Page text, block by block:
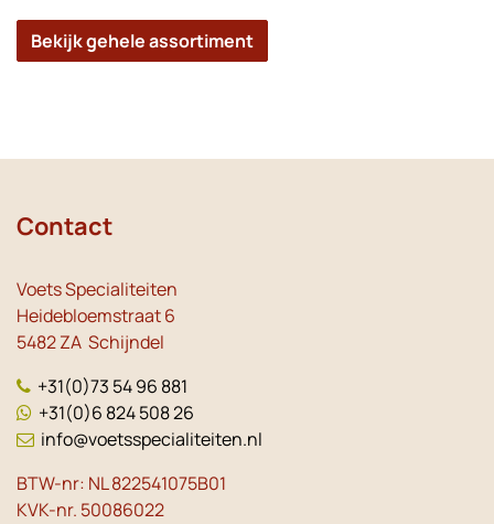
Bekijk gehele assortiment
Contact
Voets Specialiteiten
Heidebloemstraat 6
5482 ZA Schijndel
+31(0)73 54 96 881
+31(0)6 824 508 26
info@voetsspecialiteiten.nl
BTW-nr: NL 822541075B01
KVK-nr. 50086022